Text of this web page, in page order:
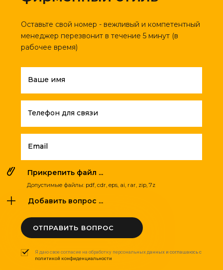
Оставьте свой номер - вежливый и компетентный
менеджер перезвонит в течение 5 минут (в
рабочее время)
Ваше имя
Телефон для связи
Email
Прикрепить файл ...
Допустимые файлы: pdf, cdr, eps, ai, rar, zip, 7z
Добавить вопрос ...
ОТПРАВИТЬ ВОПРОС
Я даю свое согласие на обработку персональных данных и соглашаюсь с
политикой конфиденциальности